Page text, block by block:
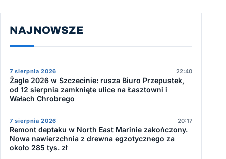
NAJNOWSZE
7 sierpnia 2026 22:40
Żagle 2026 w Szczecinie: rusza Biuro Przepustek,
od 12 sierpnia zamknięte ulice na Łasztowni i
Wałach Chrobrego
7 sierpnia 2026 20:17
Remont deptaku w North East Marinie zakończony.
Nowa nawierzchnia z drewna egzotycznego za
około 285 tys. zł